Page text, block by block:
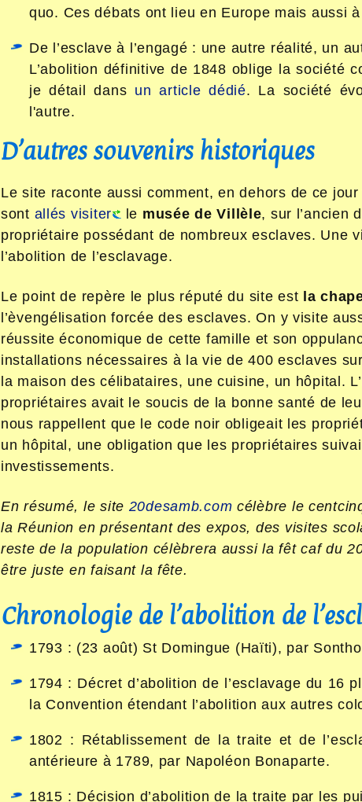
quo. Ces débats ont lieu en Europe mais aussi
De l’esclave à l’engagé : une autre réalité, un
L’abolition définitive de 1848 oblige la société
je détail dans un article dédié. La société
l'autre.
D’autres souvenirs historiques
Le site raconte aussi comment, en dehors de ce
sont allés visiter le musée de Villèle, sur l’ancien
propriétaire possédant de nombreux esclaves. Une
l’abolition de l’esclavage.
Le point de repère le plus réputé du site est la
l’èvengélisation forcée des esclaves. On y visite
réussite économique de cette famille et son
installations nécessaires à la vie de 400 esclaves
la maison des célibataires, une cuisine, un hôpital.
propriétaires avait le soucis de la bonne santé de
nous rappellent que le code noir obligeait les
un hôpital, une obligation que les propriétaires
investissements.
En résumé, le site 20desamb.com célèbre le
la Réunion en présentant des expos, des visites
reste de la population célèbrera aussi la fêt caf du
être juste en faisant la fête.
Chronologie de l’abolition de
1793 : (23 août) St Domingue (Haïti), par
1794 : Décret d’abolition de l’esclavage du 16
la Convention étendant l’abolition aux autres
1802 : Rétablissement de la traite et de
antérieure à 1789, par Napoléon Bonaparte.
1815 : Décision d’abolition de la traite par les